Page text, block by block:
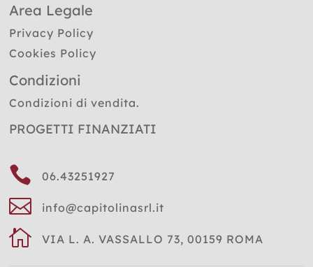
Area Legale
Privacy Policy
Cookies Policy
Condizioni
Condizioni di vendita.
PROGETTI FINANZIATI
 06.43251927
 info@capitolinasrl.it
 VIA L. A. VASSALLO 73, 00159 ROMA